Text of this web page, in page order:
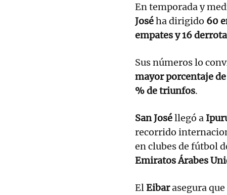
En temporada y
Joséha dirigido 60
empates y 16
Sus números lo
mayor porcentaje
% de triunfos.
San Joséllegó a
recorrido
en clubes de fútbol
Emiratos Árabes
ElEibarasegura que